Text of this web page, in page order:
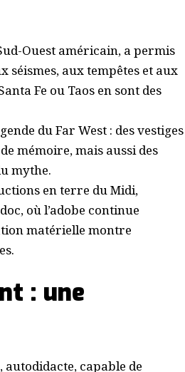
Ouest américain, a permis
séismes, aux tempêtes et aux
Fe ou Taos en sont des
du Far West : des vestiges
mémoire, mais aussi des
mythe.
en terre du Midi,
où l’adobe continue
matérielle montre
: une
capable de